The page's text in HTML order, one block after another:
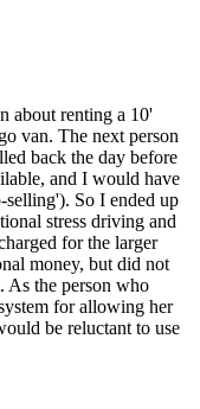
about renting a 10'
van. The next person
back the day before
and I would have
So I ended up
stress driving and
for the larger
money, but did not
the person who
for allowing her
be reluctant to use